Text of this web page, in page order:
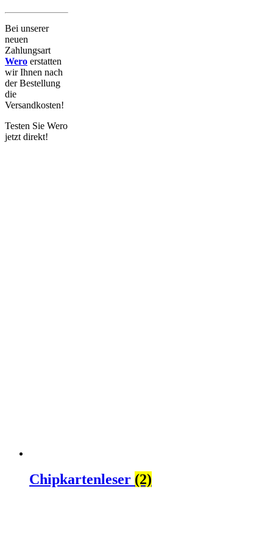
Bei unserer
neuen
Zahlungsart
Wero erstatten
wirIhnen nach
der Bestellung
die
Versandkosten!
Testen Sie Wero
jetzt direkt!
Chipkartenleser (2)